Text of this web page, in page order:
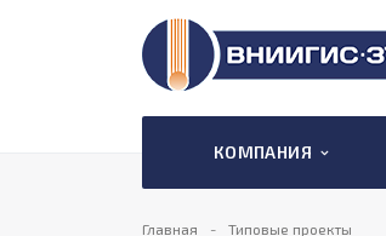
КОМПАНИЯ
Главная Типовые проекты